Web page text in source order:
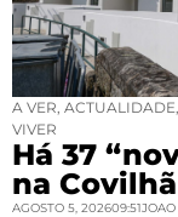
A VER ACTUALIDADE
VIVER
Há 37
na Covilhã
AGOSTO 5, 202609:51